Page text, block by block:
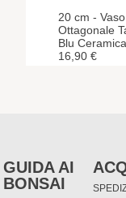
20 cm - Vaso
Ottagonale
Blu
16,90 €
GUIDA AI
BONSAI